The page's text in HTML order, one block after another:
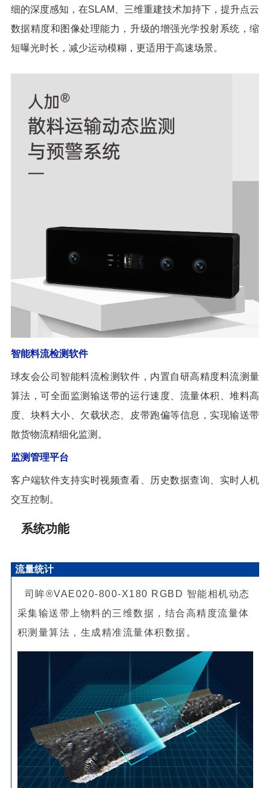
细的深度感知，在SLAM、三维重建技术加持下，提升点云
数据精度和图像处理能力，升级的增强光学投射系统，缩
短曝光时长，减少运动模糊，更适用于高速场景。
智能料流检测软件
球友会公司智能料流检测软件，内置自研高精度料流测量
算法，可全面监测输送带的运行速度、流量体积、堆料高
度、块料大小、欠载状态、皮带跑偏等信息，实现输送带
散货物流精细化监测。
监测管理平台
客户端软件支持实时视频查看、历史数据查询、实时人机
交互控制。
系统功能
流量统计
司眸®VAE020-800-X180 RGBD 智能相机动态
采集输送带上物料的三维数据，结合高精度流量体
积测量算法，生成精准流量体积数据。